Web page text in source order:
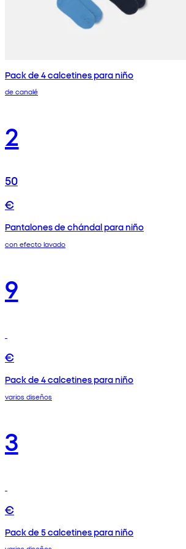
Pack de 4 calcetines para niño
de canalé
2
50
€
Pantalones de chándal para niño
con efecto lavado
9
€
Pack de 4 calcetines para niño
varios diseños
3
€
Pack de 5 calcetines para niño